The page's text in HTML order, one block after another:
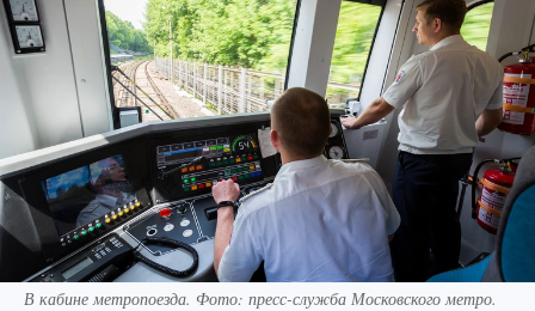
В кабине метропоезда. Фото: пресс-служба Московского метро.